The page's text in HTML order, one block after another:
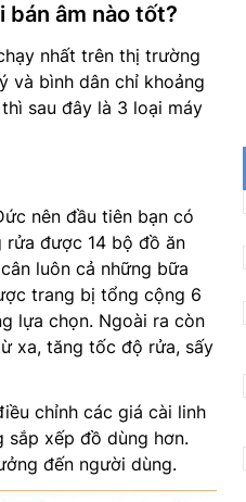
bán âm nào tốt?
nhất trên thị trường
và bình dân chỉ khoảng
sau đây là 3 loại máy
nên đầu tiên bạn có
rửa được 14 bộ đồ ăn
luôn cả những bữa
trang bị tổng cộng 6
lựa chọn. Ngoài ra còn
xa, tăng tốc độ rửa, sấy
chỉnh các giá cài linh
sắp xếp đồ dùng hơn.
đến người dùng.